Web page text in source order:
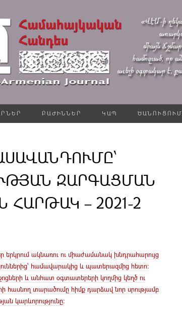
ԲԱԺԻՆՆԵՐ ԿԱՊ ԾԱՆՈՒՑՈՒՄ
ԶԱՐԳԱՑՄԱՆ
– 2021-2
երկրում ակնառու ու միաժամանակ խնդրահարույց
համավարակից և պատերազմից հետո։
և անհատ օգտատերերի կողմից կեղծ ու
հասնող տարածումը հիմք դարձավ նոր սրությամբ
կարևորությունը։